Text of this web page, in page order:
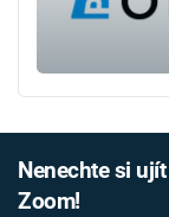
Nenechte si
Zoom!